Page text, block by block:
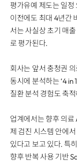
평가유예 제도는 일
이전에도 최대 4년간
서는 사실상 초기 매
로 평가된다.
회사는 앞서 충청권
동시에 분석하는 ‘4 in
질환 분석 경험도 축
업계에서는 향후 의료
제 검진 시스템 안에
있다고 보고 있다. 특
향후 반복 사용 기반